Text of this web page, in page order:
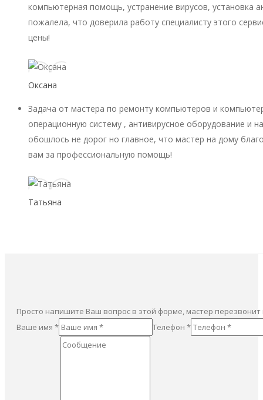
компьютерная помощь, устранение вирусов, установка
пожалела, что доверила работу специалисту этого
цены!
Оксана
Задача от мастера по ремонту компьютеров и
операционную систему , антивирусное оборудование и
обошлось не дорог но главное, что мастер на дому
вам за профессиональную помощь!
Татьяна
Просто напишите Ваш вопрос в этой форме, мастер
Ваше имя *
Телефон *